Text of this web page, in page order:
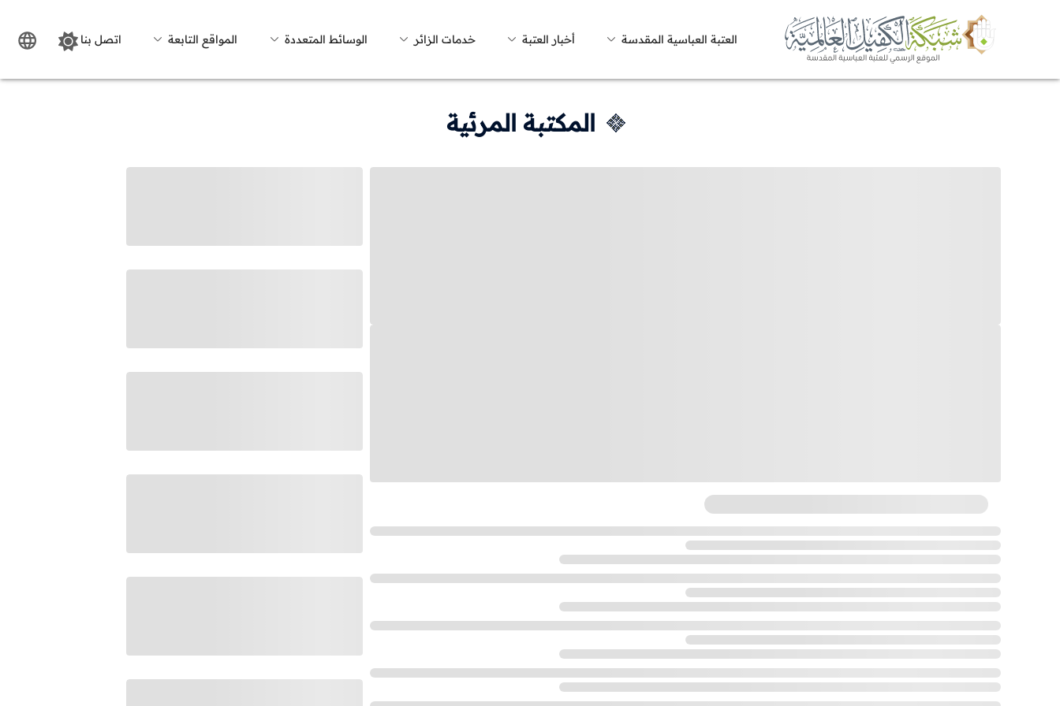
العتبة العباسية المقدسة أخبار العتبة خدمات الزائر الوسائط المتعددة المواقع التابعة اتصل بنا
المكتبة المرئية